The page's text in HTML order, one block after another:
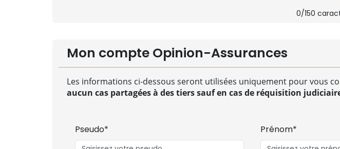
0/150
Mon compte Opinion-Assurances
Les informations ci-dessous seront utilisées uniquement pour vous
aucun cas partagées à des tiers sauf en cas de réquisition
Pseudo* Prénom*